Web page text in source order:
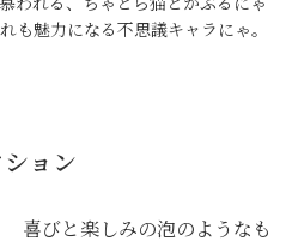
も魅力になる不思議キャラにゃ。
ョン
喜びと楽しみの泡のようなも